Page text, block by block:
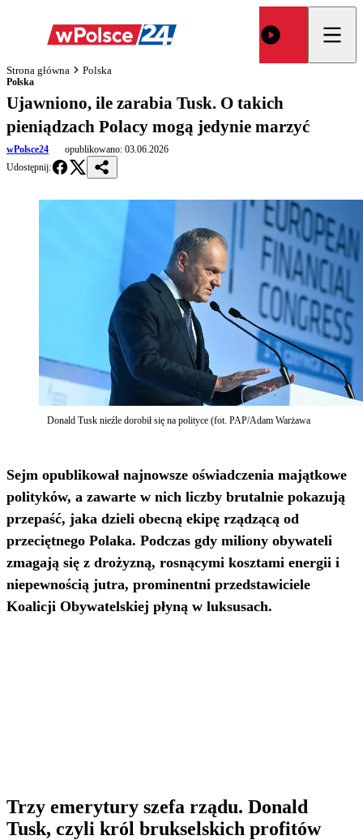
Strona główna Polska
Polska
Ujawniono, ile zarabia Tusk. O takich
pieniądzach Polacy mogą jedynie marzyć
wPolsce24 opublikowano: 03.06.2026
Udostępnij:
Donald Tusk nieźle dorobił się na polityce (fot. PAP/Adam Warżawa
Sejm opublikował najnowsze oświadczenia majątkowe
polityków, a zawarte w nich liczby brutalnie pokazują
przepaść, jaka dzieli obecną ekipę rządzącą od
przeciętnego Polaka. Podczas gdy miliony obywateli
zmagają się z drożyzną, rosnącymi kosztami energii i
niepewnością jutra, prominentni przedstawiciele
Koalicji Obywatelskiej płyną w luksusach.
Trzy emerytury szefa rządu. Donald
Tusk, czyli król brukselskich profitów